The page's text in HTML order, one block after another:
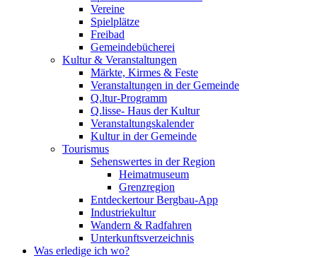
Vereine
Spielplätze
Freibad
Gemeindebücherei
Kultur & Veranstaltungen
Märkte, Kirmes & Feste
Veranstaltungen in der Gemeinde
Q.ltur-Programm
Q.lisse- Haus der Kultur
Veranstaltungskalender
Kultur in der Gemeinde
Tourismus
Sehenswertes in der Region
Heimatmuseum
Grenzregion
Entdeckertour Bergbau-App
Industriekultur
Wandern & Radfahren
Unterkunftsverzeichnis
Was erledige ich wo?